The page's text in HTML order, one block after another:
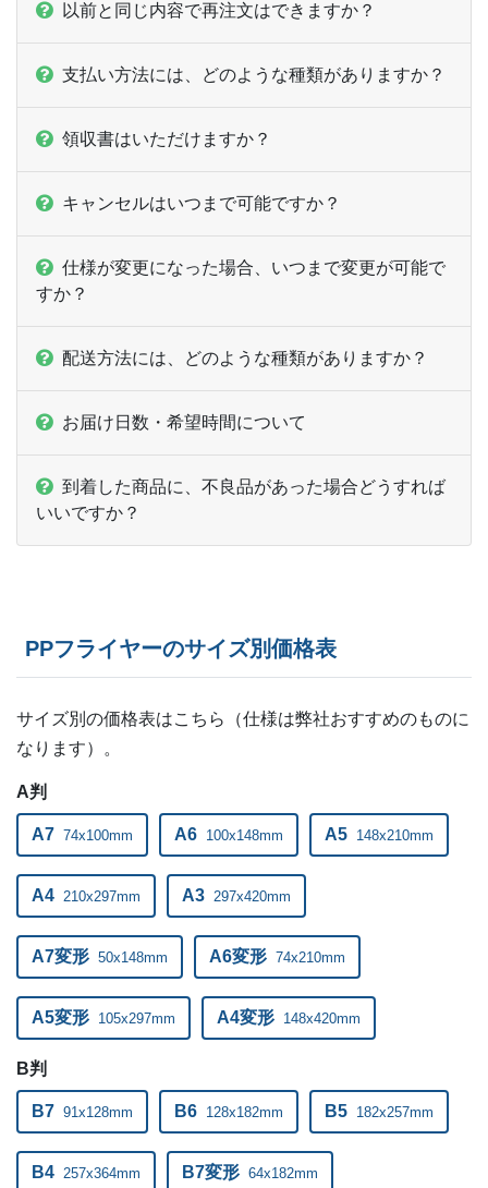
19,000部 ¥ 91,003 @ 4.8
20,000部 ¥
以前と同じ内容で再注文はできますか？
支払い方法には、どのような種類がありますか？
領収書はいただけますか？
キャンセルはいつまで可能ですか？
仕様が変更になった場合、いつまで変更が可能で
すか？
配送方法には、どのような種類がありますか？
お届け日数・希望時間について
到着した商品に、不良品があった場合どうすれば
いいですか？
PPフライヤーのサイズ別価格表
サイズ別の価格表はこちら（仕様は弊社おすすめのものに
なります）。
A判
A7 74x100mm A6 100x148mm A5 148x210mm
A4 210x297mm A3 297x420mm
A7変形 50x148mm A6変形 74x210mm
A5変形 105x297mm A4変形 148x420mm
B判
B7 91x128mm B6 128x182mm B5 182x257mm
B4 257x364mm B7変形 64x182mm